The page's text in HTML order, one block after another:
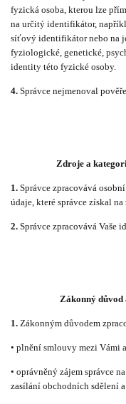
fyzická osoba, kterou lze
na určitý identifikátor,
síťový identifikátor nebo na
fyziologické, genetické,
identity této fyzické osoby.
4. Správce nejmenoval
Zdroje a
1. Správce zpracovává
údaje, které správce získal
2. Správce zpracovává Vaše
Zákonný důvod
1. Zákonným důvodem
• plnění smlouvy mezi Vámi
• oprávněný zájem správce
zasílání obchodních sdělení